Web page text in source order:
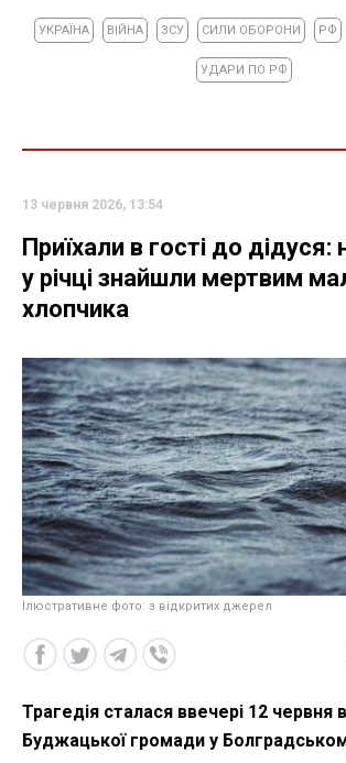
УКРАЇНА ВІЙНА ЗСУ СИЛИ ОБОРОНИ РФ
УДАРИ ПО РФ
13 червня 2026, 13:54
Приїхали в гості до
у річці знайшли мертвим
хлопчика
Ілюстративне фото: з відкритих джерел
Трагедія сталася ввечері 12 червня
Буджацької громади у